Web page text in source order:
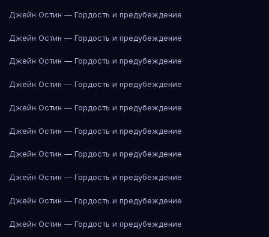
Джейн Остин — Гордость и предубеждение
Джейн Остин — Гордость и предубеждение
Джейн Остин — Гордость и предубеждение
Джейн Остин — Гордость и предубеждение
Джейн Остин — Гордость и предубеждение
Джейн Остин — Гордость и предубеждение
Джейн Остин — Гордость и предубеждение
Джейн Остин — Гордость и предубеждение
Джейн Остин — Гордость и предубеждение
Джейн Остин — Гордость и предубеждение